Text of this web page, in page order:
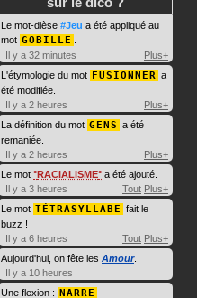
Le mot-dièse #Jeu a été appliqué au
mot GOBILLE
Il y a 32 minutes
Plus+
L'étymologie du mot FUSIONNER a
été modifiée.
Il y a 2 heures
Plus+
La définition du mot GENS a été
remaniée.
Il y a 2 heures
Plus+
Le mot RACIALISME a été ajouté.
Il y a 3 heures
Tout Plus+
Le mot TÉTRASYLLABE fait le
buzz !
Il y a 6 heures
Tout Plus+
Aujourd'hui, on fête les Amour.
Il y a 10 heures
Une flexion : NARRE